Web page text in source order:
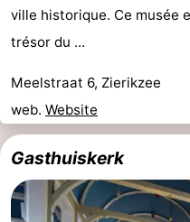
Forum
Route
-
Stationnement
Adresses
Hollande-
ville historique. Ce musée
trésor du ...
Meelstraat 6, Zierikzee
web. Website
Gasthuiskerk